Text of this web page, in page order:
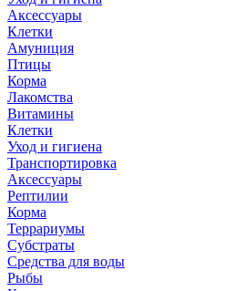
Аксессуары
Клетки
Амуниция
Птицы
Корма
Лакомства
Витамины
Клетки
Уход и гигиена
Транспортировка
Аксессуары
Рептилии
Корма
Террариумы
Субстраты
Средства для воды
Рыбы